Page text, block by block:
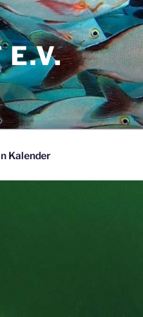
E.V.
Kalender